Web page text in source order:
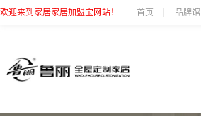
欢迎来到家居家居加盟宝网站！ 首页 品牌馆